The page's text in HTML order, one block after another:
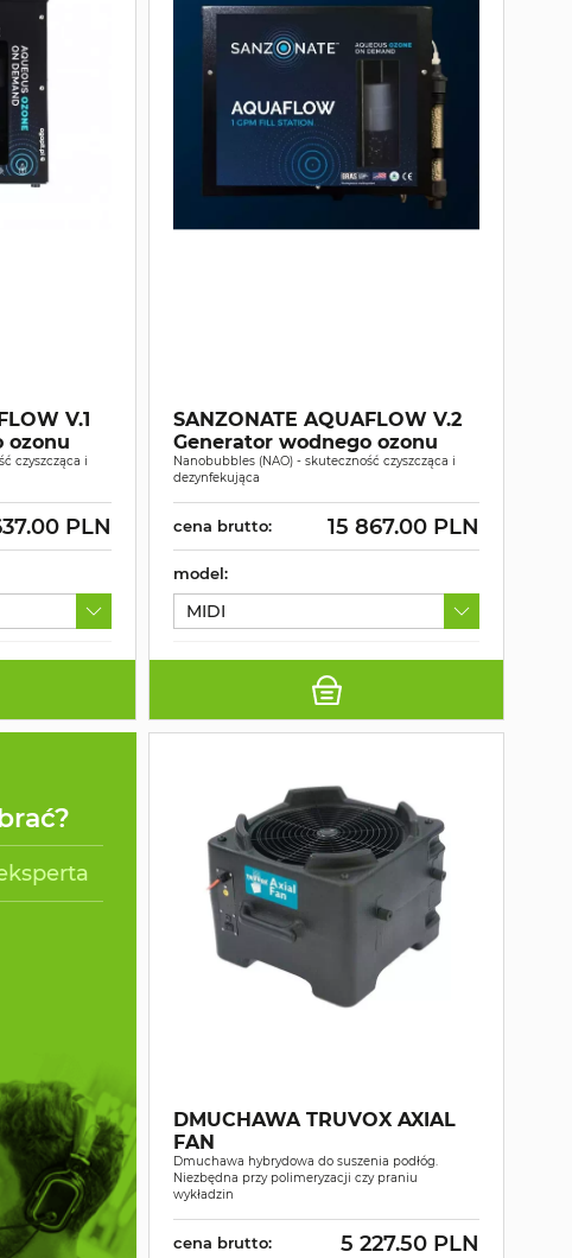
V.1
ozonu
czyszcząca i
PLN
SANZONATE AQUAFLOW V.2
Generator wodnego ozonu
Nanobubbles (NAO) - skuteczność czyszcząca i
dezynfekująca
cena brutto: 15 867.00 PLN
model:
MIDI
DMUCHAWA TRUVOX AXIAL
FAN
Dmuchawa hybrydowa do suszenia podłóg.
Niezbędna przy polimeryzacji czy praniu
wykładzin
cena brutto: 5 227.50 PLN